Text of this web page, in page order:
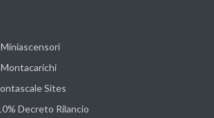
Sites
Decreto Rilancio